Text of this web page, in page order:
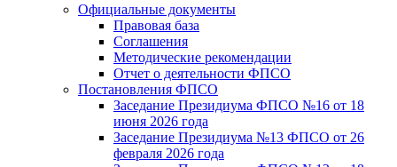
Официальные документы
Правовая база
Соглашения
Методические рекомендации
Отчет о деятельности ФПСО
Постановления ФПСО
Заседание Президиума ФПСО №16 от 18
июня 2026 года
Заседание Президиума №13 ФПСО от 26
февраля 2026 года